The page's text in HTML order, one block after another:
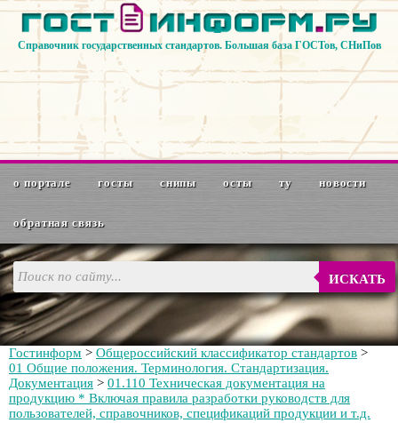
Справочник государственных стандартов. Большая база ГОСТов, СНиПов
о портале госты снипы осты ту новости
обратная связь
ИСКАТЬ
Гостинформ > Общероссийский классификатор стандартов >
01 Общие положения. Терминология. Стандартизация.
Документация > 01.110 Техническая документация на
продукцию * Включая правила разработки руководств для
пользователей, справочников, спецификаций продукции и т.д.